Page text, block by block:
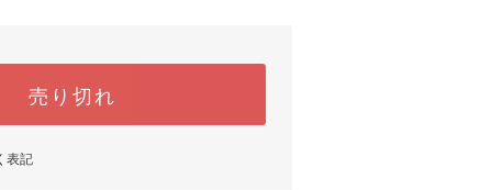
売り切れ
表記